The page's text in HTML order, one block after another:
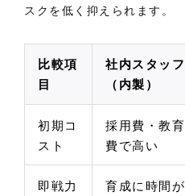
スクを低く抑えられます。
比較項
目
社内スタッフ
（内製）
初期コ
スト
採用費・教育
費で高い
即戦力
育成に時間が